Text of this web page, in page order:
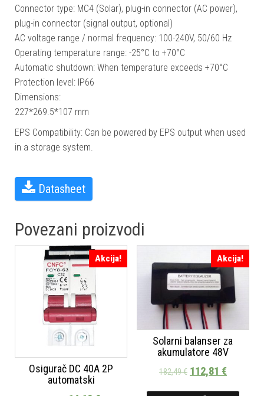
Connector type: MC4 (Solar), plug-in connector (AC power),
plug-in connector (signal output, optional)
AC voltage range / normal frequency: 100-240V, 50/60 Hz
Operating temperature range: -25°C to +70°C
Automatic shutdown: When temperature exceeds +70°C
Protection level: IP66
Dimensions:
227*269.5*107 mm
EPS Compatibility: Can be powered by EPS output when used
in a storage system.
Datasheetㅤ
Povezani proizvodi
Akcija!
Osigurač DC 40A 2P
automatski
Akcija!
Solarni balanser za
akumulatore 48V
182,49€ 112,81 €